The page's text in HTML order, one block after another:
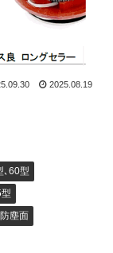
2025.08.19
､60型
塵面